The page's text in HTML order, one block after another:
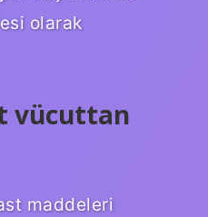
olarak
vücuttan
maddeleri